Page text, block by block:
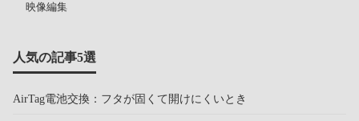
映像編集
人気の記事5選
AirTag電池交換：フタが固くて開けにくいとき